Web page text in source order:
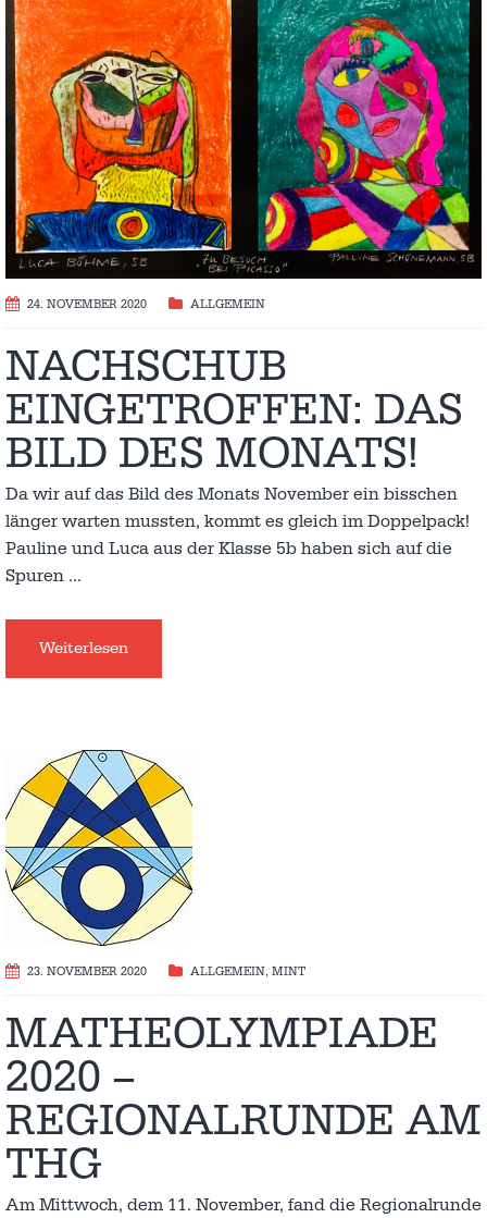
24. NOVEMBER 2020 ALLGEMEIN
NACHSCHUB
EINGETROFFEN: DAS
BILD DES MONATS!
Da wir auf das Bild des Monats November ein bisschen
länger warten mussten, kommt es gleich im Doppelpack!
Pauline und Luca aus der Klasse 5b haben sich auf die
Spuren …
Weiterlesen
23. NOVEMBER 2020 ALLGEMEIN, MINT
MATHEOLYMPIADE
2020 –
REGIONALRUNDE AM
THG
Am Mittwoch, dem 11. November, fand die Regionalrunde